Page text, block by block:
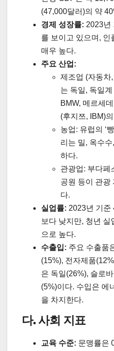
(47,000달러)의 약
경제 성장률: 2023년
를 보이고 있으며, 인
매우 높다.
주요 산업:
제조업 (자동차
는 독일, 독일
BMW, 메르세
(후지쯔, IBM)
농업: 유럽의 ‘
리는 밀, 옥수
하다.
관광업: 부다페
공원 등이 관광
다.
실업률: 2023년 기준
보다 낮지만, 청년
으로 높다.
수출입: 주요 수출품
(15%), 전자제품
은 독일(26%), 슬로
(5%)이다. 수입은 에
을 차지한다.
다. 사회 지표
교육 수준: 문맹률은